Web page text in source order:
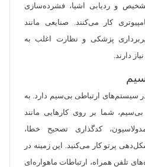
و ردیابی اشیا، فشرده‌سازی
کار می‌کنند. صنایعی مانند
پزشکی و نظارت اغلب به
دارند.
سیستم‌های ارتباطی بی‌سیم دارد. به
شما بر روی کارهایی مانند
کدگذاری تصحیح خطا،
پرتو کار می‌کنید. این زمینه در
تلفن همراه، ارتباطات ماهواره‌ای